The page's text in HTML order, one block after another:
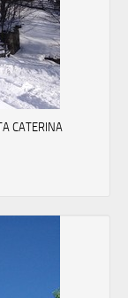
CATERINA